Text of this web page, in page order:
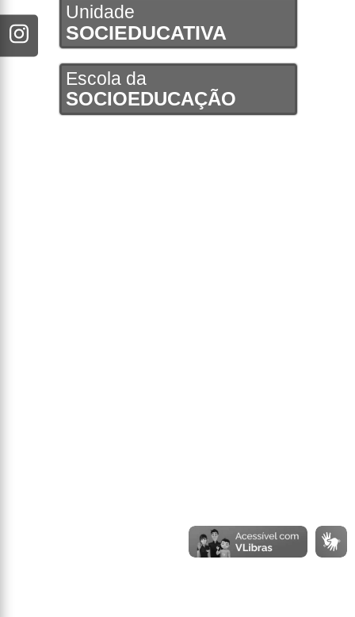
Unidade
SOCIEDUCATIVA
Escola da
SOCIOEDUCAÇÃO